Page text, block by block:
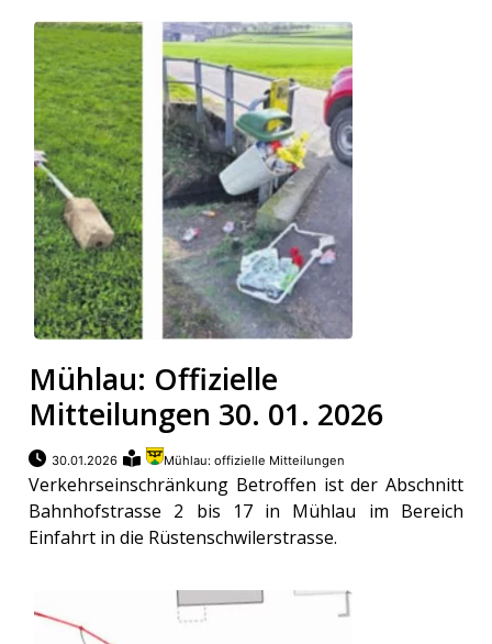
Mühlau: Offizielle
Mitteilungen 30. 01. 2026
30.01.2026 Mühlau: offizielle Mitteilungen
Verkehrseinschränkung Betroffen ist der Abschnitt
Bahnhofstrasse 2 bis 17 in Mühlau im Bereich
Einfahrt in die Rüstenschwilerstrasse.